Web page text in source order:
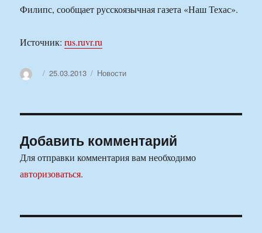
Филипс, сообщает русскоязычная газета «Наш Техас».
Источник:rus.ruvr.ru
АвторОпубликовано
25.03.2013 Рубрики
Новости
Добавить комментарий
Для отправки комментария вам необходимо
авторизоваться.